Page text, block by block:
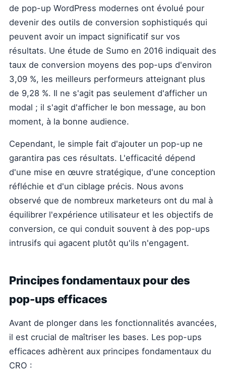
de pop-up WordPress modernes ont évolué pour
devenir des outils de conversion sophistiqués qui
peuvent avoir un impact significatif sur vos
résultats. Une étude de Sumo en 2016 indiquait des
taux de conversion moyens des pop-ups d'environ
3,09 %, les meilleurs performeurs atteignant plus
de 9,28 %. Il ne s'agit pas seulement d'afficher un
modal ; il s'agit d'afficher le bon message, au bon
moment, à la bonne audience.
Cependant, le simple fait d'ajouter un pop-up ne
garantira pas ces résultats. L'efficacité dépend
d'une mise en œuvre stratégique, d'une conception
réfléchie et d'un ciblage précis. Nous avons
observé que de nombreux marketeurs ont du mal à
équilibrer l'expérience utilisateur et les objectifs de
conversion, ce qui conduit souvent à des pop-ups
intrusifs qui agacent plutôt qu'ils n'engagent.
Principes fondamentaux pour des
pop-ups efficaces
Avant de plonger dans les fonctionnalités avancées,
il est crucial de maîtriser les bases. Les pop-ups
efficaces adhèrent aux principes fondamentaux du
CRO :